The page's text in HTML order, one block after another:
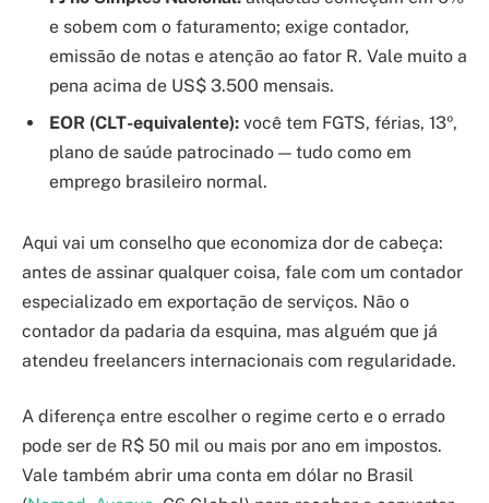
e sobem com o faturamento; exige contador,
emissão de notas e atenção ao fator R. Vale muito a
pena acima de US$ 3.500 mensais.
EOR (CLT-equivalente): você tem FGTS, férias, 13º,
plano de saúde patrocinado — tudo como em
emprego brasileiro normal.
Aqui vai um conselho que economiza dor de cabeça:
antes de assinar qualquer coisa, fale com um contador
especializado em exportação de serviços. Não o
contador da padaria da esquina, mas alguém que já
atendeu freelancers internacionais com regularidade.
A diferença entre escolher o regime certo e o errado
pode ser de R$ 50 mil ou mais por ano em impostos.
Vale também abrir uma conta em dólar no Brasil